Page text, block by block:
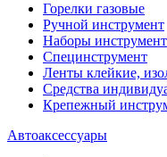
Горелки газовые
Ручной инструмент
Наборы
Специнструмент
Ленты клейкие,
Средства
Крепежный
Автоаксессуары